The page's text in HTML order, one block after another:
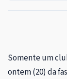
Somente um
ontem (20) da